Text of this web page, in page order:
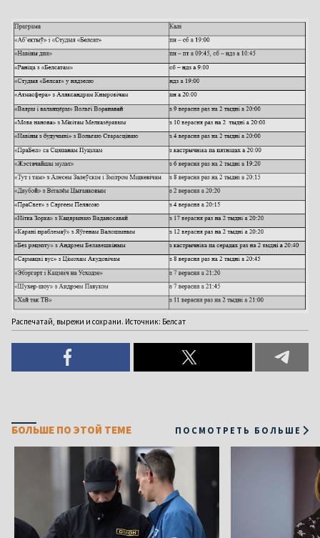
Распечатай, вырежи и сохрани. Источник: Белсат
БОЛЬШЕ ПО ЭТОЙ ТЕМЕ ПОСМОТРЕТЬ БОЛЬШЕ